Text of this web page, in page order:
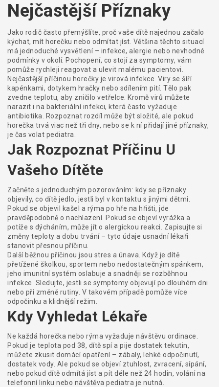
Nejčastější Příznaky
Jako rodič často přemýšlíte, proč vaše dítě najednou začalo
kýchat, mít horečku nebo odmítat jíst. Většina těchto situací
má jednoduché vysvětlení – infekce, alergie nebo nevhodné
podmínky v okolí. Pochopení, co stojí za symptomy, vám
pomůže rychleji reagovat a ulevit malému pacientovi.
Nejčastější příčinou horečky je virová infekce. Viry se šíří
kapénkami, dotykem hračky nebo sdílením pití. Tělo pak
zvedne teplotu, aby zničilo vetřelce. Kromě virů můžete
narazit i na bakteriální infekci, která často vyžaduje
antibiotika. Rozpoznat rozdíl může být složité, ale pokud
horečka trvá viac než tři dny, nebo se k ní přidají jiné příznaky,
je čas volat pediatra.
Jak Rozpoznat Příčinu U
Vašeho Dítěte
Začněte s jednoduchým pozorováním: kdy se příznaky
objevily, co dítě jedlo, jestli byl v kontaktu s jinými dětmi.
Pokud se objevil kašel a rýma po hře na hřišti, jde
pravděpodobně o nachlazení. Pokud se objeví vyrážka a
potíže s dýcháním, může jít o alergickou reakci. Zapisujte si
změny teploty a dobu trvání – tyto údaje usnadní lékaři
stanovit přesnou příčinu.
Další běžnou příčinou jsou stres a únava. Když je dítě
přetížené školkou, sportem nebo nedostatečným spánkem,
jeho imunitní systém oslabuje a snadněji se rozběhnou
infekce. Sledujte, jestli se symptomy objevují po dlouhém dni
nebo při změně rutiny. V takovém případě pomůže více
odpočinku a klidnější režim.
Kdy Vyhledat Lékaře
Ne každá horečka nebo rýma vyžaduje návštěvu ordinace.
Pokud je teplota pod 38, dítě spí a pije dostatek tekutin,
můžete zkusit domácí opatření – zábaly, lehké odpočinutí,
dostatek vody. Ale pokud se objeví ztuhlost, zvracení, sípání,
nebo pokud dítě odmítá jíst a pít déle než 24 hodin, volání na
telefonní linku nebo návštěva pediatra je nutná.